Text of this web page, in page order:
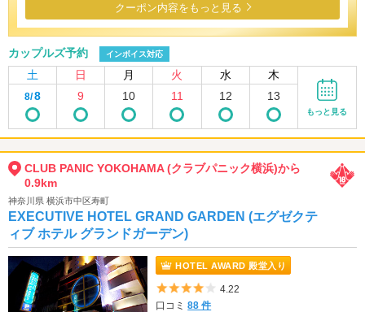
クーポン内容をもっと見る
カップルズ予約 インボイス対応
土 日 月 火 水 木
8/8 9 10 11 12 13
もっと見る
CLUB PANIC YOKOHAMA (クラブパニック横浜)から
0.9km
神奈川県 横浜市中区寿町
EXECUTIVE HOTEL GRAND GARDEN (エグゼクテ
ィブ ホテル グランドガーデン)
HOTEL AWARD 殿堂入り
5つ星のうち4
4.22
口コミ88 件